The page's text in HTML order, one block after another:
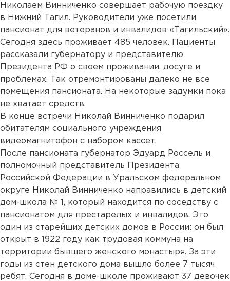
Николаем Винниченко совершает рабочую поездку
в Нижний Тагил. Руководители уже посетили
пансионат для ветеранов и инвалидов «Тагильский».
Сегодня здесь проживает 485 человек. Пациенты
рассказали губернатору и представителю
Президента РФ о своем проживании, досуге и
проблемах. Так отремонтированы далеко не все
помещения пансионата. На некоторые задумки пока
не хватает средств.
В конце встречи Николай Винниченко подарил
обитателям социального учреждения
видеомагнитофон с набором кассет.
После пансионата губернатор Эдуард Россель и
полномочный представитель Президента
Российской Федерации в Уральском федеральном
округе Николай Винниченко направились в детский
дом-школа № 1, который находится по соседству с
пансионатом для престарелых и инвалидов. Это
один из старейших детских домов в России: он был
открыт в 1922 году как трудовая коммуна на
территории бывшего женского монастыря. За эти
годы из стен детского дома вышло более 7 тысяч
ребят. Сегодня в доме-школе проживают 37 девочек